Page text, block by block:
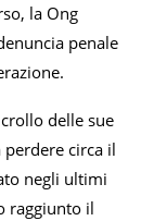
la Ong
penale
delle sue
circa il
negli ultimi
raggiunto il